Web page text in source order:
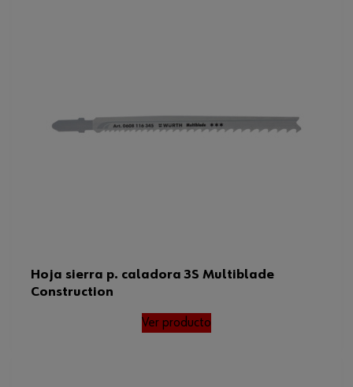
Hoja sierra p. caladora 3S Multiblade
Construction
Ver producto